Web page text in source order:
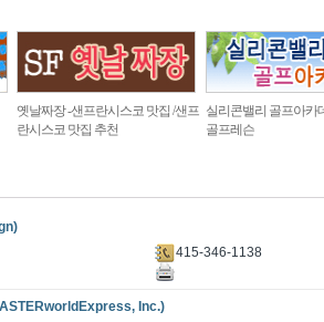
옛날짜장 -샌프란시스코 맛집 /샌프
란시스코 맛집 추천
실리콘밸리 골프아카
골프레슨
415-346-1138
Inc.)